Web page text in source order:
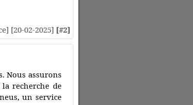
[20-02-2025] [#2]
Nous assurons
recherche de
un service